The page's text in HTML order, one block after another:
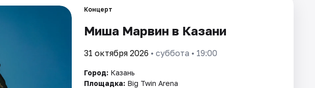
Концерт
Миша Марвин в Казани
31 октября 2026 • суббота • 19:00
Город: Казань
Площадка: Big Twin Arena